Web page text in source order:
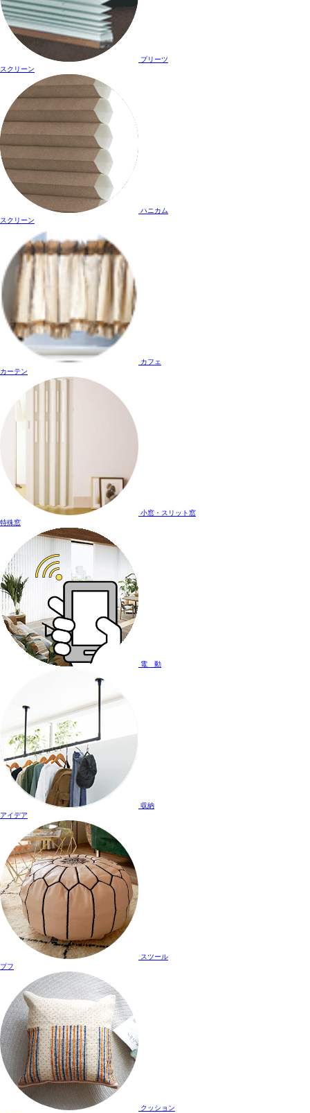
プリーツ
スクリーン
ハニカム
スクリーン
カフェ
カーテン
小窓・スリット窓
特殊窓
電 動
収納
アイデア
スツール
プフ
クッション